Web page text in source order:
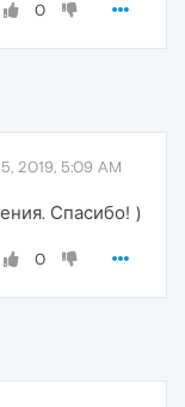
0
2019, 5:09 AM
Спасибо! )
0